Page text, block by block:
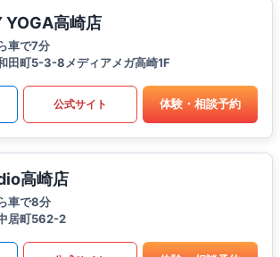
YOGA高崎店
車で7分
田町5-3-8メディアメガ高崎1F
公式サイト 体験・相談予約
高崎店
車で8分
居町562-2